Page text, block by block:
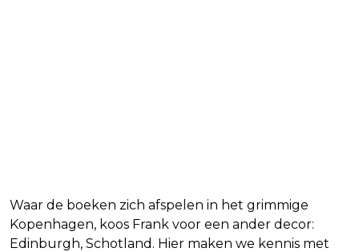
Waar de boeken zich afspelen in het grimmige
Kopenhagen, koos Frank voor een ander decor:
Edinburgh, Schotland. Hier maken we kennis met